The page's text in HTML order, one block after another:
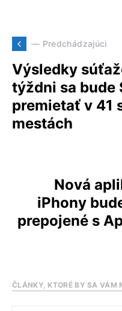
— Predchádzajúci
Výsledky
týždni sa bude
premietať v 41
mestách
Nová
iPhony
prepojené s
ČLÁNKY, KTORÉ BY SA VÁM